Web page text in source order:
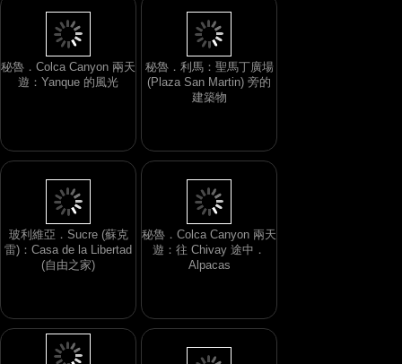
秘魯．Colca Canyon 兩天
遊：Yanque 的風光
秘魯．利馬：聖馬丁廣場
(Plaza San Martin) 旁的
建築物
玻利維亞．Sucre (蘇克
雷)：Casa de la Libertad
(自由之家)
秘魯．Colca Canyon 兩天
遊：往 Chivay 途中．
Alpacas